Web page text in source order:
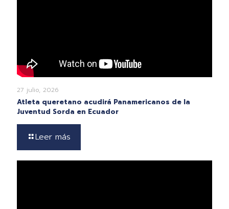
27 julio, 2026
Atleta queretano acudirá Panamericanos de la
Juventud Sorda en Ecuador
Leer más